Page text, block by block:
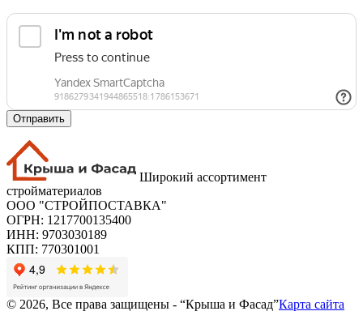
Отправить
Широкий ассортимент
стройматериалов
ООО "СТРОЙПОСТАВКА"
ОГРН: 1217700135400
ИНН: 9703030189
КПП: 770301001
© 2026, Все права защищены - “Крыша и Фасад”Карта сайта